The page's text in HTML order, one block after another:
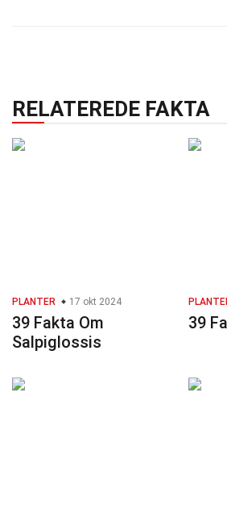
RELATEREDE FAKTA
PLANTER 17 okt 2024
39 Fakta Om
Salpiglossis
39